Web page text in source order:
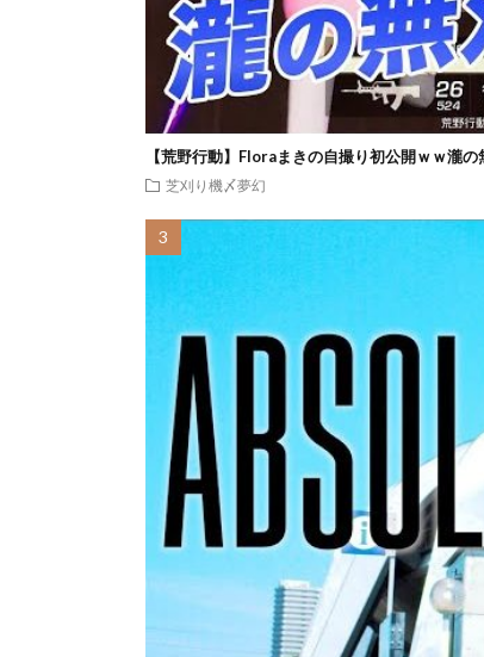
【荒野行動】Floraまきの自撮り初公開ｗｗ瀧
芝刈り機〆夢幻